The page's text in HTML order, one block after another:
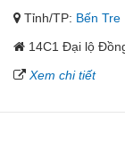
Tỉnh/TP: Bến Tre
14C1 Đại lộ
Xem chi tiết